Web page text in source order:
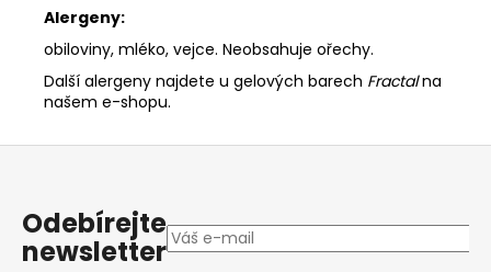
Alergeny:
obiloviny, mléko, vejce. Neobsahuje ořechy.
Další alergeny najdete u gelových barech Fractalna
našem e-shopu.
Z
Odebírejte
newsletter